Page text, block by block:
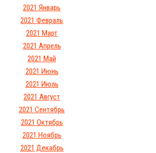
2021 Январь
2021 Февраль
2021 Март
2021 Апрель
2021 Май
2021 Июнь
2021 Июль
2021 Август
2021 Сентябрь
2021 Октябрь
2021 Ноябрь
2021 Декабрь